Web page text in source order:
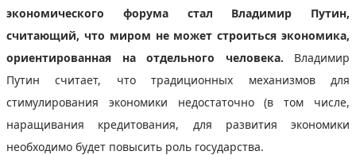
экономического форума стал Владимир Путин,
считающий, что миром не может строиться экономика,
ориентированная на отдельного человека. Владимир
Путин считает, что традиционных механизмов для
стимулирования экономики недостаточно (в том числе,
наращивания кредитования, для развития экономики
необходимо будет повысить роль государства.